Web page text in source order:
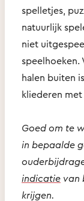
spelletjes,
natuurlijk
niet
speelhoeken.
halen buiten
kliederen
Goed om te
in bepaalde
indicatie van
krijgen.